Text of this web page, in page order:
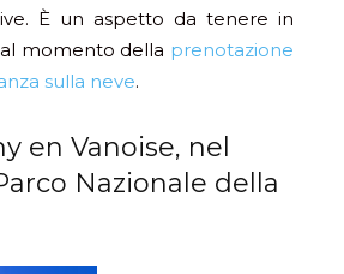
È un aspetto da tenere in
momento della prenotazione
sulla neve.
en Vanoise, nel
Nazionale della